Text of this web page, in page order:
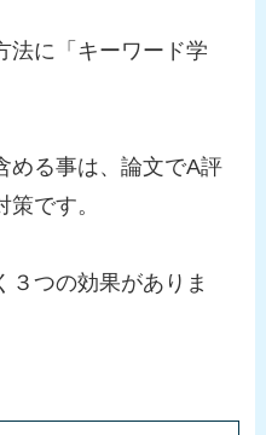
法に「キーワード学
める事は、論文でA評
です。
３つの効果がありま